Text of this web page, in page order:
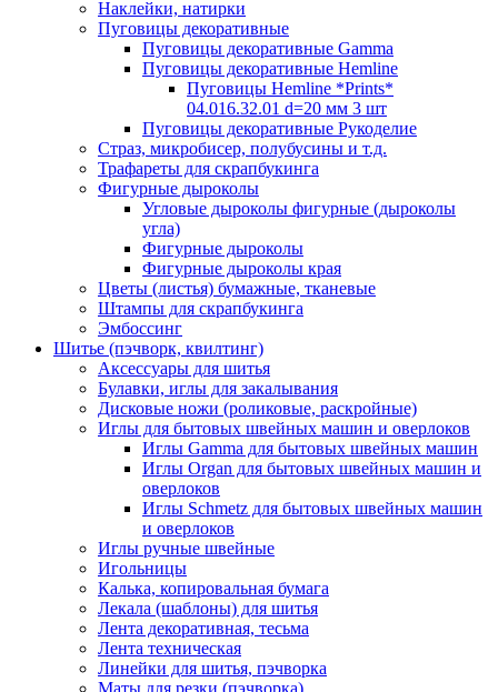
Наклейки, натирки
Пуговицы декоративные
Пуговицы декоративные Gamma
Пуговицы декоративные Hemline
Пуговицы Hemline *Prints*
04.016.32.01 d=20 мм 3 шт
Пуговицы декоративные Рукоделие
Страз, микробисер, полубусины и т.д.
Трафареты для скрапбукинга
Фигурные дыроколы
Угловые дыроколы фигурные (дыроколы
угла)
Фигурные дыроколы
Фигурные дыроколы края
Цветы (листья) бумажные, тканевые
Штампы для скрапбукинга
Эмбоссинг
Шитье (пэчворк, квилтинг)
Аксессуары для шитья
Булавки, иглы для закалывания
Дисковые ножи (роликовые, раскройные)
Иглы для бытовых швейных машин и оверлоков
Иглы Gamma для бытовых швейных машин
Иглы Organ для бытовых швейных машин и
оверлоков
Иглы Schmetz для бытовых швейных машин
и оверлоков
Иглы ручные швейные
Игольницы
Калька, копировальная бумага
Лекала (шаблоны) для шитья
Лента декоративная, тесьма
Лента техническая
Линейки для шитья, пэчворка
Маты для резки (пэчворка)